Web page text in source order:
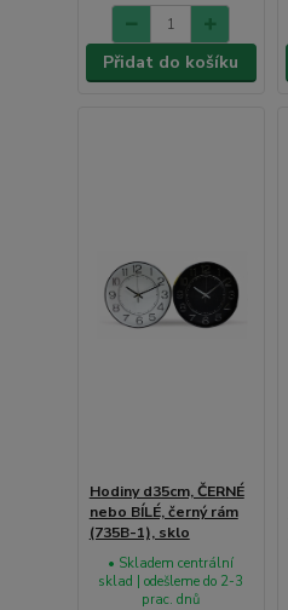
Přidat do košíku
Hodiny d35cm, ČERNÉ
nebo BÍLÉ, černý rám
(735B-1), sklo
• Skladem centrální
sklad | odešleme do 2-3
prac. dnů